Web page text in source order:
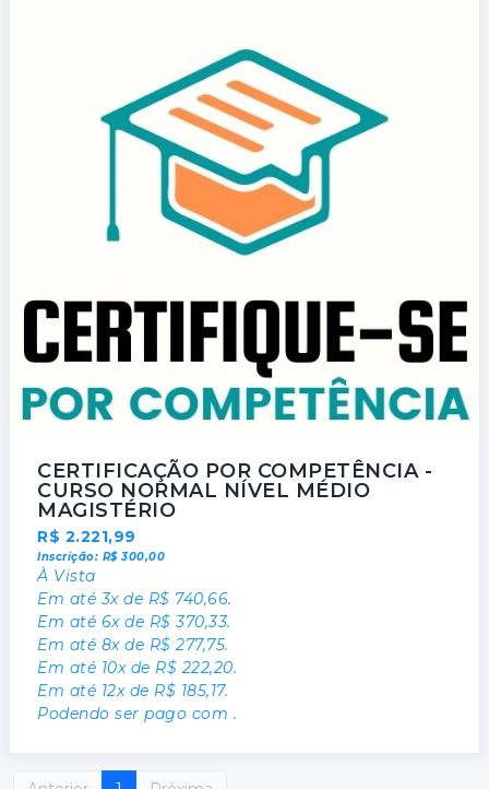
CERTIFICAÇÃO POR COMPETÊNCIA -
CURSO NORMAL NÍVEL MÉDIO
MAGISTÉRIO
R$ 2.221,99
Inscrição: R$ 300,00
À Vista
Em até 3x de R$ 740,66.
Em até 6x de R$ 370,33.
Em até 8x de R$ 277,75.
Em até 10x de R$ 222,20.
Em até 12x de R$ 185,17.
Podendo ser pago com .